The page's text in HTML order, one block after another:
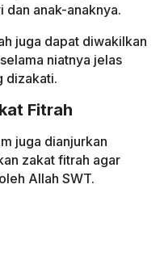
dan anak-anaknya.
juga dapat diwakilkan
niatnya jelas
dizakati.
Fitrah
juga dianjurkan
zakat fitrah agar
Allah SWT.